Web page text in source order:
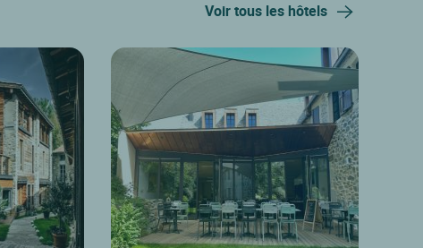
Voir tous les hôtels